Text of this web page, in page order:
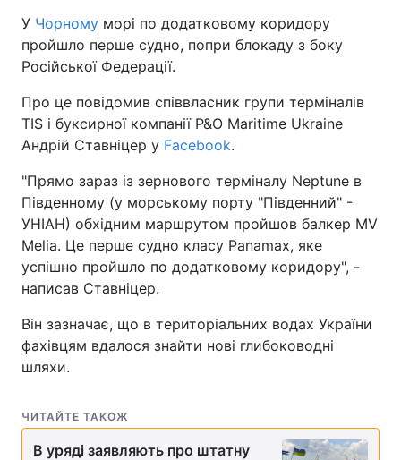
У Чорному морі по додатковому коридору
пройшло перше судно, попри блокаду з боку
Російської Федерації.
Про це повідомив співвласник групи терміналів
TIS і буксирної компанії P&O Maritime Ukraine
Андрій Ставніцер у Facebook.
"Прямо зараз із зернового терміналу Neptune в
Південному (у морському порту "Південний" -
УНІАН) обхідним маршрутом пройшов балкер MV
Melia. Це перше судно класу Panamax, яке
успішно пройшло по додатковому коридору", -
написав Ставніцер.
Він зазначає, що в територіальних водах України
фахівцям вдалося знайти нові глибоководні
шляхи.
ЧИТАЙТЕ ТАКОЖ
В уряді заявляють про штатну